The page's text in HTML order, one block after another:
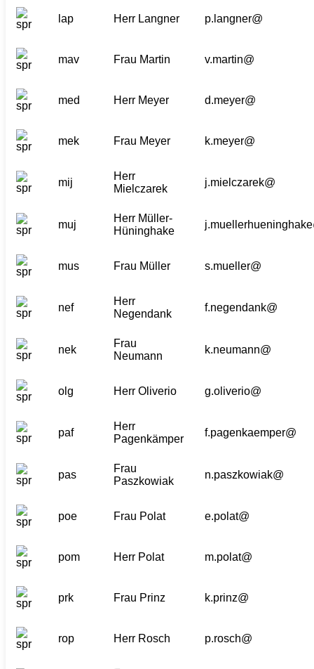
lap Herr Langner p.langner@
mav Frau Martin v.martin@
med Herr Meyer d.meyer@
mek Frau Meyer k.meyer@
mij
Herr
Mielczarek
j.mielczarek@
muj
Herr Müller-
Hüninghake
mus Frau Müller s.mueller@
nef
Herr
Negendank
f.negendank@
nek
Frau
Neumann
k.neumann@
olg Herr Oliverio g.oliverio@
paf
Herr
Pagenkämper
f.pagenkaemper@
pas
Frau
Paszkowiak
n.paszkowiak@
poe Frau Polat e.polat@
pom Herr Polat m.polat@
prk Frau Prinz k.prinz@
rop Herr Rosch p.rosch@